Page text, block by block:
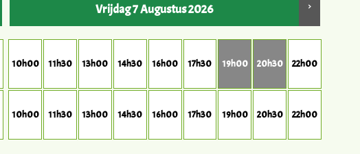
Vrijdag 7 Augustus 2026 >
10h00 11h30 13h00 14h30 16h00 17h30 19h00 20h30 22h00
10h00 11h30 13h00 14h30 16h00 17h30 19h00 20h30 22h00